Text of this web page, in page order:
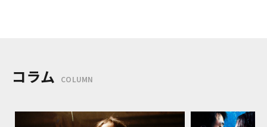
コラム COLUMN